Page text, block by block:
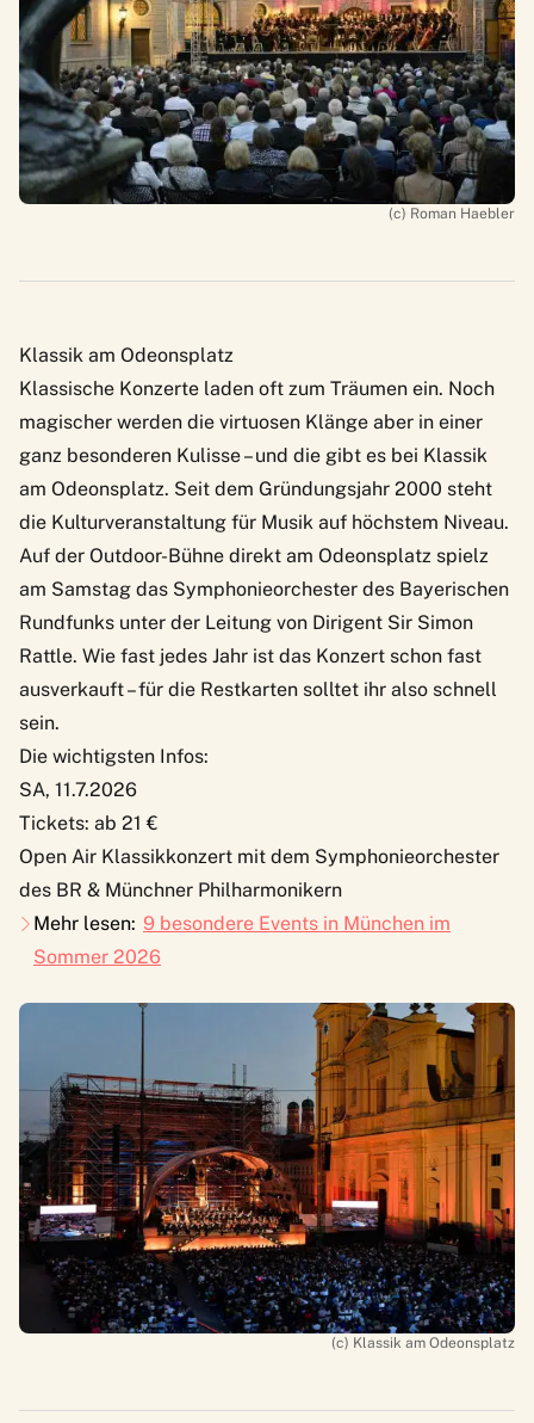
(c) Roman Haebler
Klassik am Odeonsplatz
Klassische Konzerte laden oft zum Träumen ein. Noch
magischer werden die virtuosen Klänge aber in einer
ganz besonderen Kulisse – und die gibt es bei Klassik
am Odeonsplatz. Seit dem Gründungsjahr 2000 steht
die Kulturveranstaltung für Musik auf höchstem Niveau.
Auf der Outdoor-Bühne direkt am Odeonsplatz spielz
am Samstag das Symphonieorchester des Bayerischen
Rundfunks unter der Leitung von Dirigent Sir Simon
Rattle. Wie fast jedes Jahr ist das Konzert schon fast
ausverkauft – für die Restkarten solltet ihr also schnell
sein.
Die wichtigsten Infos:
SA, 11.7.2026
Tickets: ab 21 €
Open Air Klassikkonzert mit dem Symphonieorchester
des BR & Münchner Philharmonikern
Mehr lesen: 9 besondere Events in München im
Sommer 2026
(c) Klassik am Odeonsplatz